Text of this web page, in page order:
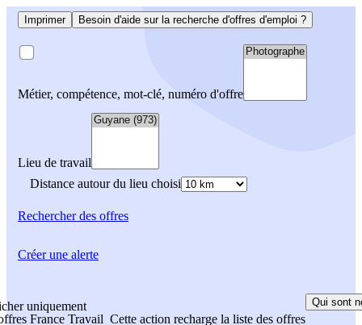
Imprimer Besoin d'aide sur la recherche d'offres d'emploi ?
Métier, compétence, mot-clé, numéro d'offre
Lieu de travail
Distance autour du lieu choisi
Rechercherdes offres
uniquement
France Travail Cette action recharge la liste des offres
Qui sont
Créer une alerte